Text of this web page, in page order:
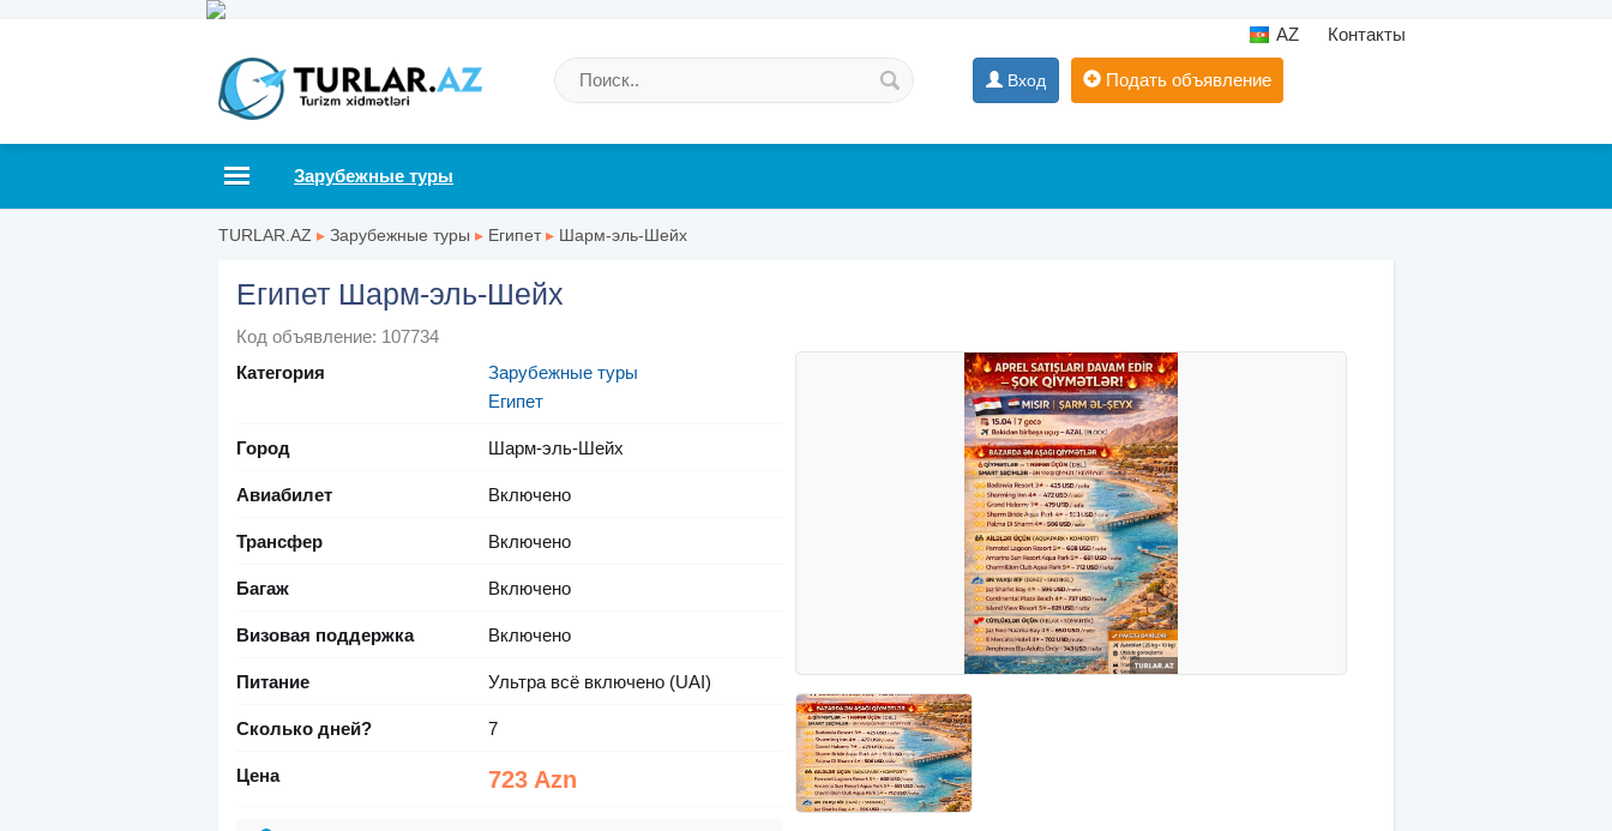
AZ Контакты
Вход Подать объявление
Зарубежные туры
TURLAR.AZ ▸ Зарубежные туры ▸ Египет ▸ Шарм-эль-Шейх
Египет Шарм-эль-Шейх
Код объявление: 107734
Категория
Зарубежные туры
Египет
Город Шарм-эль-Шейх
Авиабилет Включено
Трансфер Включено
Багаж Включено
Визовая поддержка Включено
Питание Ультра всё включено (UAI)
Сколько дней? 7
Цена 723 Azn